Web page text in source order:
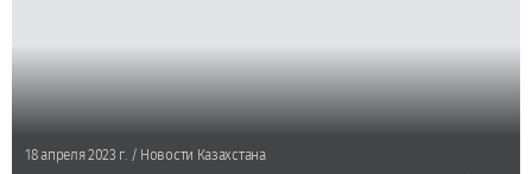
18 апреля 2023 г./ Новости Казахстана